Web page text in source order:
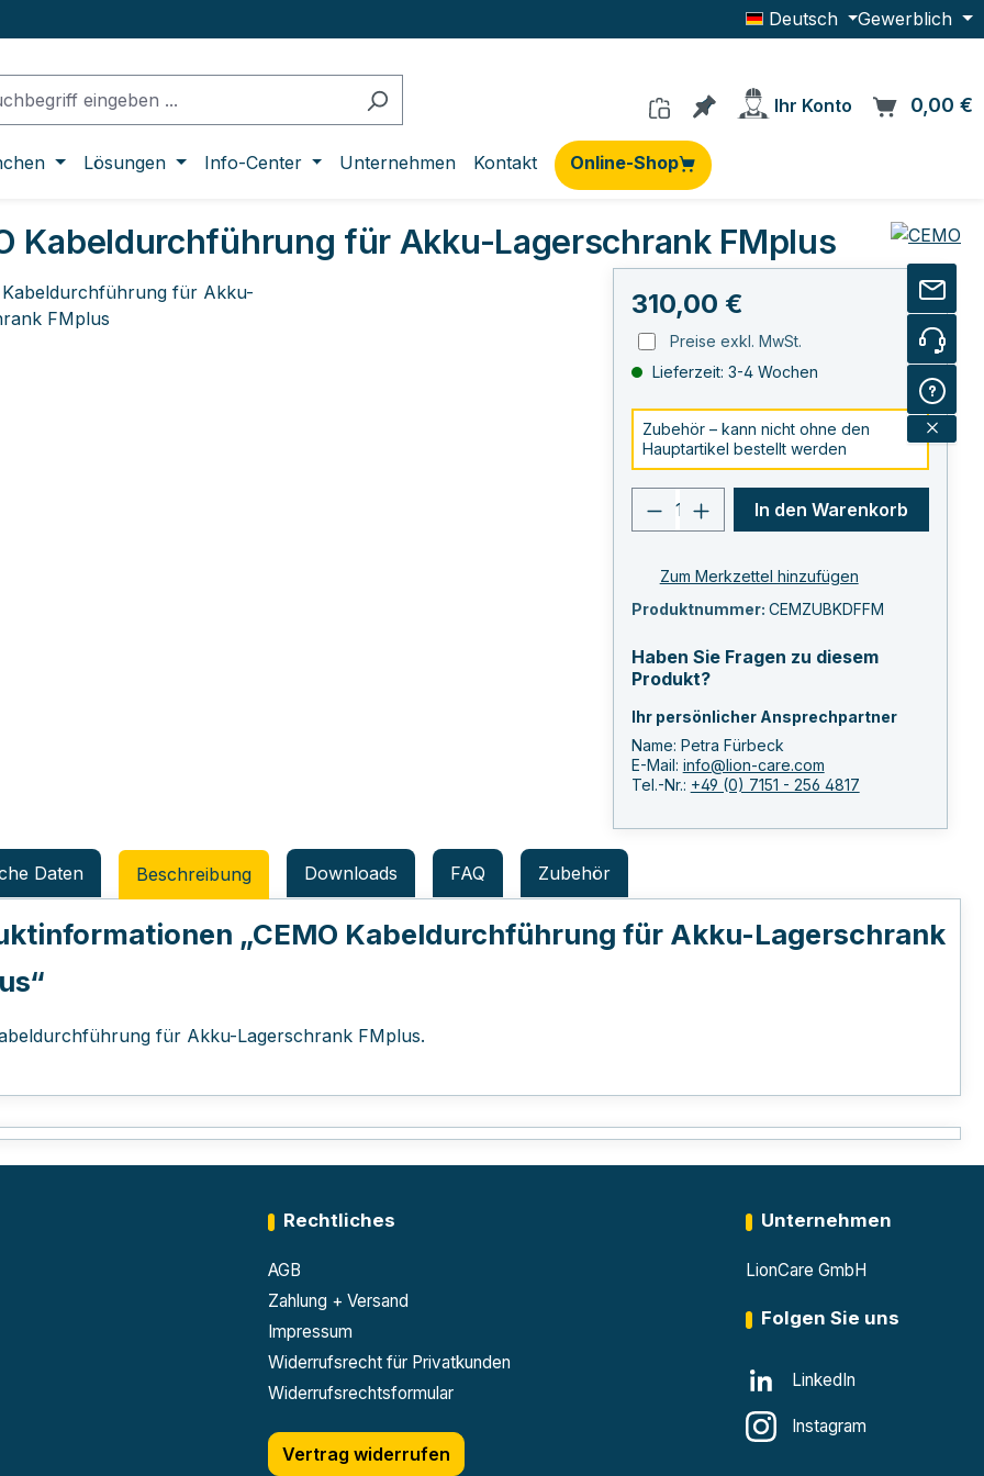
Deutsch Gewerblich
Du hast 0 Produkte auf dem
Ihr Konto 0,00 €
Lösungen Info-Center Unternehmen Kontakt Online-Shop
Kabeldurchführung für Akku-Lagerschrank FMplus
überspringen Regulärer Preis:
310,00 €
Preise exkl. MwSt.
Lieferzeit: 3-4 Wochen
Zubehör – kann nicht ohne den
Hauptartikel bestellt werden
Produkt Anzahl: Gib den
In den Warenkorb
Zum Merkzettel hinzufügen
Produktnummer: CEMZUBKDFFM
Haben Sie Fragen zu diesem
Produkt?
Ihr persönlicher Ansprechpartner
Name: Petra Fürbeck
E-Mail: info@lion-care.com
Tel.-Nr.: +49 (0) 7151 - 256 4817
Daten Beschreibung Downloads FAQ Zubehör
„CEMO Kabeldurchführung für Akku-Lagerschrank
für Akku-Lagerschrank FMplus.
Rechtliches
AGB
Zahlung + Versand
Impressum
Widerrufsrecht für Privatkunden
Widerrufsrechtsformular
Vertrag widerrufen
Unternehmen
LionCare GmbH
Folgen Sie uns
LinkedIn
Instagram